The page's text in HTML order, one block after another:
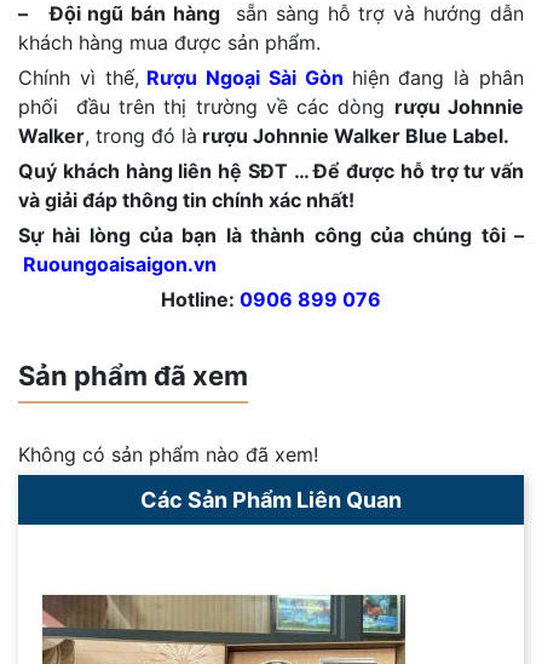
– Đội ngũ bán hàng
sẵn sàng hỗ trợ và hướng dẫn
khách hàng mua được sản phẩm.
Chính vì thế, Rượu Ngoại Sài Gòn hiện đang là phân
phối đầu trên thị trường về các dòng rượu Johnnie
Walker, trong đó là rượu Johnnie Walker Blue Label.
Quý khách hàng liên hệ SĐT … Để được hỗ trợ tư vấn
và giải đáp thông tin chính xác nhất!
Sự hài lòng của bạn là thành công của chúng tôi –
Ruoungoaisaigon.vn
Hotline: 0906 899 076
Sản phẩm đã xem
Không có sản phẩm nào đã xem!
Các Sản Phẩm Liên Quan